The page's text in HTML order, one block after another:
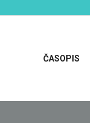
ČASOPIS